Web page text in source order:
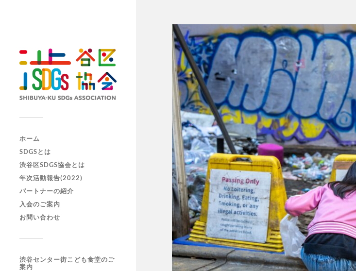
ホーム
SDGSとは
渋谷区SDGS協会とは
年次活動報告(2022)
パートナーの紹介
入会のご案内
お問い合わせ
渋谷センター街こども食堂のご
案内